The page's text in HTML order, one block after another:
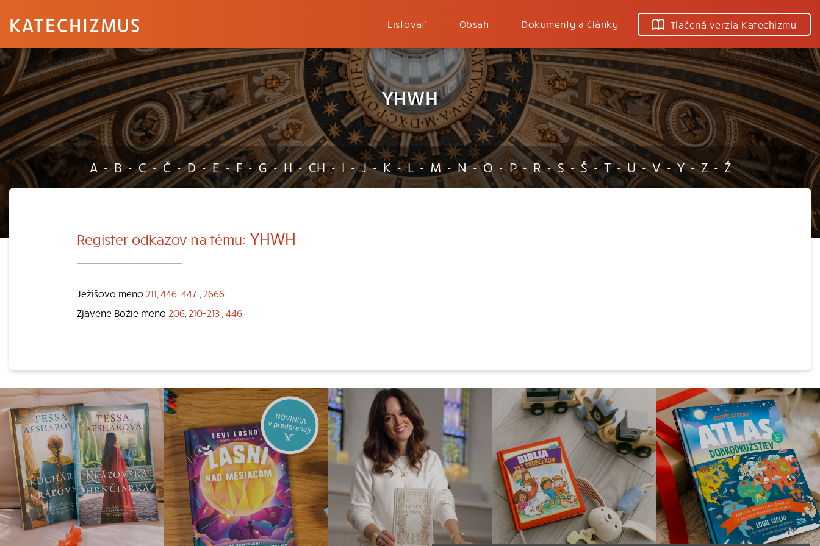
KATECHIZMUS Listovať Obsah Dokumenty a články Tlačená verzia Katechizmu
YHWH
A - B - C - Č - D - E - F - G - H - CH - I - J - K - L - M - N - O - P - R - S - Š - T - U - V - Y - Z - Ž
Register odkazov na tému: YHWH
Ježišovo meno 211 446-447 2666
Zjavené Božie meno 206 210-213 446